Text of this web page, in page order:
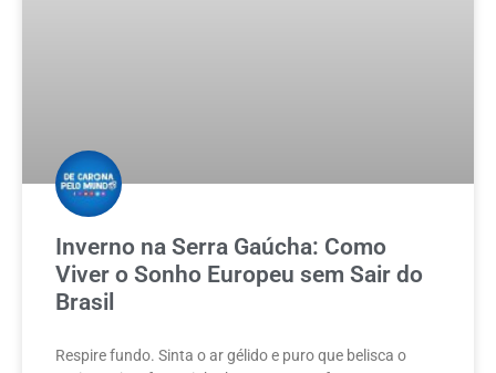
Inverno na Serra Gaúcha: Como
Viver o Sonho Europeu sem Sair do
Brasil
Respire fundo. Sinta o ar gélido e puro que belisca o